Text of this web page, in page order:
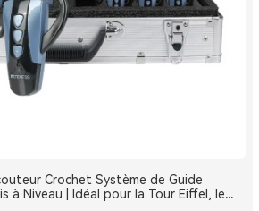
Crochet Système de Guide
à Niveau | Idéal pour la Tour Eiffel, le